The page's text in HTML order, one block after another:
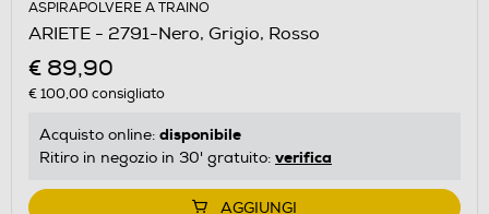
ASPIRAPOLVERE A TRAINO
ARIETE - 2791-Nero, Grigio, Rosso
€ 89,90
€ 100,00consigliato
Acquisto online: disponibile
Ritiro in negozio in 30' gratuito: verifica
AGGIUNGI